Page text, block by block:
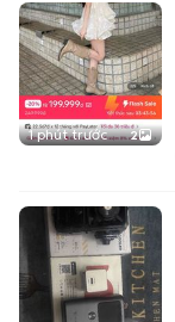
1 phút trước 2